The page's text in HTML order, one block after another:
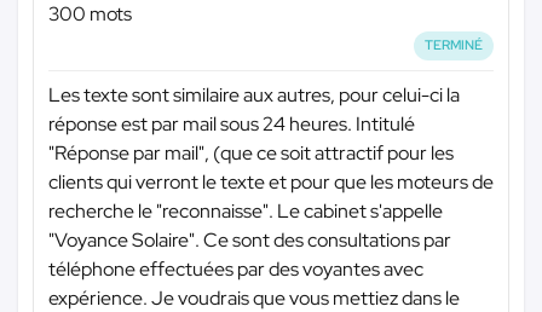
300 mots
TERMINÉ
Les texte sont similaire aux autres, pour celui-ci la
réponse est par mail sous 24 heures. Intitulé
"Réponse par mail", (que ce soit attractif pour les
clients qui verront le texte et pour que les moteurs de
recherche le "reconnaisse". Le cabinet s'appelle
"Voyance Solaire". Ce sont des consultations par
téléphone effectuées par des voyantes avec
expérience. Je voudrais que vous mettiez dans le